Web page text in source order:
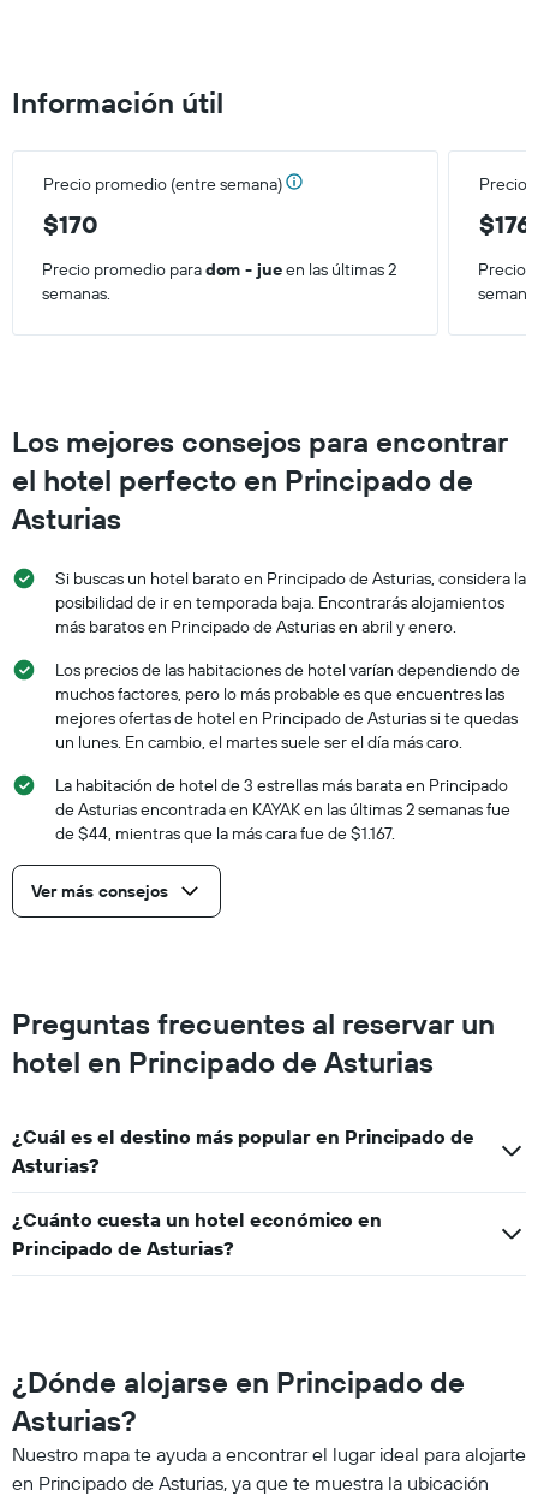
Información útil
Precio promedio (entre semana)
$170
Precio
$176
Precio promedio paradom - jueen las últimas 2
semanas.
Precio
Los mejores consejos para encontrar
el hotel perfecto en Principado de
Asturias
Si buscas un hotel barato en Principado de Asturias, considera la
posibilidad de ir en temporada baja. Encontrarás alojamientos
más baratos en Principado de Asturias en abril y enero.
Los precios de las habitaciones de hotel varían dependiendo de
muchos factores, pero lo más probable es que encuentres las
mejores ofertas de hotel en Principado de Asturias si te quedas
un lunes. En cambio, el martes suele ser el día más caro.
La habitación de hotel de 3 estrellas más barata en Principado
de Asturias encontrada en KAYAK en las últimas 2 semanas fue
de $44, mientras que la más cara fue de $1.167.
Ver más consejos
Preguntas frecuentes al reservar un
hotel en Principado de Asturias
¿Cuál es el destino más popular en Principado de
Asturias?
¿Cuánto cuesta un hotel económico en
Principado de Asturias?
¿Dónde alojarse en Principado de
Asturias?
Nuestro mapa te ayuda a encontrar el lugar ideal para alojarte
en Principado de Asturias, ya que te muestra la ubicación